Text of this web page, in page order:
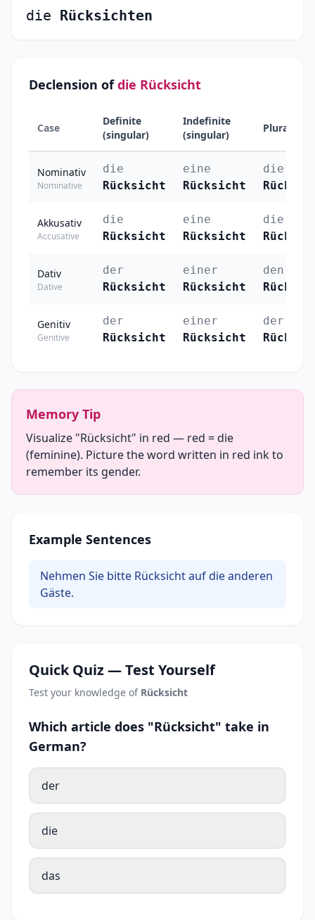
die Rücksichten
Declension ofdie Rücksicht
Case
Definite
(singular)
Indefinite
(singular)
Plural
Nominativ
Nominative
die
Rücksicht
eine
Rücksicht
die
Akkusativ
Accusative
die
Rücksicht
eine
Rücksicht
die
Dativ
Dative
der
Rücksicht
einer
Rücksicht
den
Genitiv
Genitive
der
Rücksicht
einer
Rücksicht
der
Memory Tip
Visualize "Rücksicht" in red — red = die
(feminine). Picture the word written in red ink to
remember its gender.
Example Sentences
Nehmen Sie bitte Rücksicht auf die anderen
Gäste.
Quick Quiz — Test Yourself
Test your knowledge of Rücksicht
Which article does "Rücksicht" take in
German?
der
die
das